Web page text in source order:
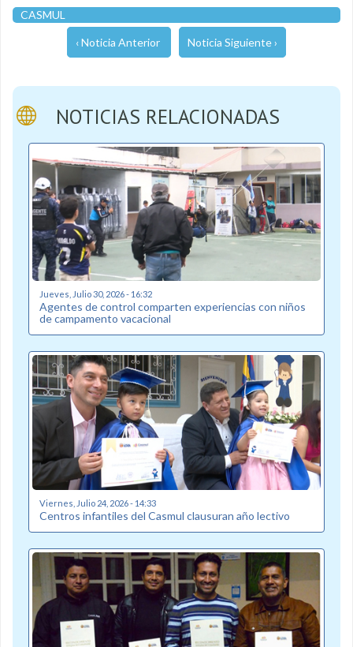
CASMUL
‹ Noticia Anterior Noticia Siguiente ›
NOTICIAS RELACIONADAS
Jueves, Julio 30, 2026 - 16:32
Agentes de control comparten experiencias con niños
de campamento vacacional
Viernes, Julio 24, 2026 - 14:33
Centros infantiles del Casmul clausuran año lectivo